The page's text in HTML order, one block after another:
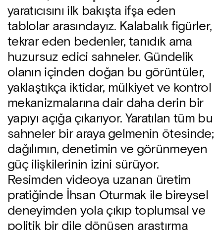
yaratıcısını ilk bakışta ifşa eden
tablolar arasındayız. Kalabalık figürler,
tekrar eden bedenler, tanıdık ama
huzursuz edici sahneler. Gündelik
olanın içinden doğan bu görüntüler,
yaklaştıkça iktidar, mülkiyet ve kontrol
mekanizmalarına dair daha derin bir
yapıyı açığa çıkarıyor. Yaratılan tüm bu
sahneler bir araya gelmenin ötesinde;
dağılımın, denetimin ve görünmeyen
güç ilişkilerinin izini sürüyor.
Resimden videoya uzanan üretim
pratiğinde İhsan Oturmak ile bireysel
deneyimden yola çıkıp toplumsal ve
politik bir dile dönüşen araştırma